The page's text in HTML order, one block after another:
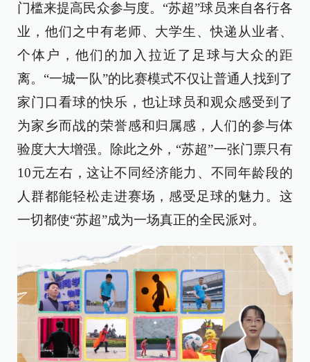
门槛来提高民众参与度。“苏超”球员来自各行各
业，他们之中有老师、大学生、快递从业者、
个体户，他们的加入拉近了足球与大众的距
离。“一城一队”的比赛模式不仅让普通人找到了
家门口看球的快乐，也让球员和观众感受到了
为家乡而战的荣誉感和归属感，人们的参与体
验度大大增强。除此之外，“苏超”一张门票只有
10元左右，这让不同经济能力、不同年龄段的
人群都能轻松走进赛场，感受足球的魅力。这
一切都使“苏超”成为一场真正的全民派对。